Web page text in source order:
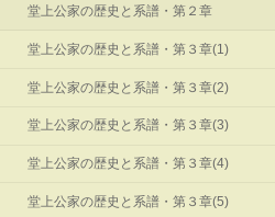
堂上公家の歴史と系譜・第２章
堂上公家の歴史と系譜・第３章(1)
堂上公家の歴史と系譜・第３章(2)
堂上公家の歴史と系譜・第３章(3)
堂上公家の歴史と系譜・第３章(4)
堂上公家の歴史と系譜・第３章(5)